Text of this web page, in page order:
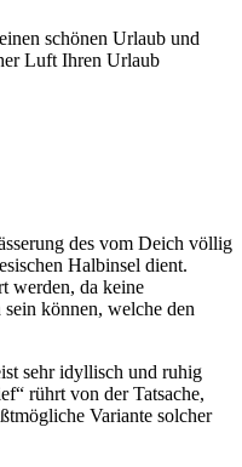
schönen Urlaub und
Luft Ihren Urlaub
des vom Deich völlig
Halbinsel dient.
werden, da keine
sein können, welche den
sehr idyllisch und ruhig
rührt von der Tatsache,
Variante solcher